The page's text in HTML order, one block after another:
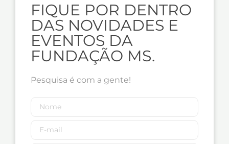
FIQUE POR DENTRO
DAS NOVIDADES E
EVENTOS DA
FUNDAÇÃO MS.
Pesquisa é com a gente!